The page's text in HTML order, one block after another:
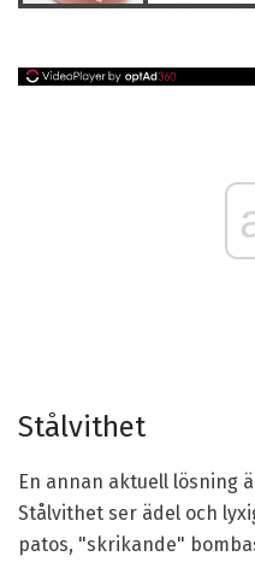
Stålvithet
En annan aktuell lösning
Stålvithet ser ädel och
patos, "skrikande"